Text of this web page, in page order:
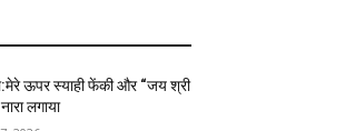
ऊपर स्याही फेंकी और “जय श्री
लगाया